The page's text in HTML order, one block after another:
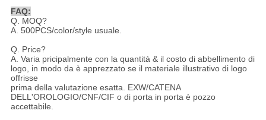
FAQ:
Q. MOQ?
A. 500PCS/color/style usuale.
Q. Price?
A. Varia pricipalmente con la quantità & il costo di abbellimento di
logo, in modo da è apprezzato se il materiale illustrativo di logo
offrisse
prima della valutazione esatta. EXW/CATENA
DELL'OROLOGIO/CNF/CIF o di porta in porta è pozzo
accettabile.